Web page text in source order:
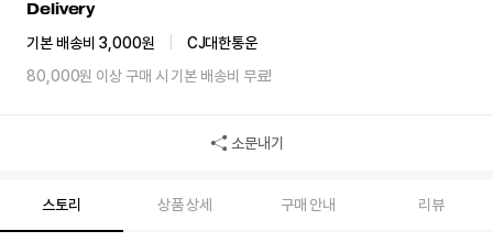
Delivery
기본 배송비 3,000원
CJ대한통운
80,000원 이상 구매 시 기본 배송비 무료!
소문내기
스토리 상품 상세 구매 안내 리뷰